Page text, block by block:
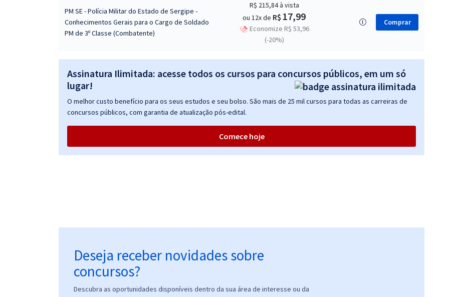
PM SE - Polícia Militar do Estado de Sergipe -
Conhecimentos Gerais para o Cargo de Soldado
PM de 3º Classe (Combatente)
R$ 215,84à vista
ou 12x de R$ 17,99
Economize R$ 53,96
(-20%)
Comprar
Assinatura Ilimitada: acesse todos os cursos para concursos públicos, em um só
lugar!
O melhor custo benefício para os seus estudos e seu bolso. São mais de 25 mil cursos para todas as carreiras de
concursos públicos, com garantia de atualização pós-edital.
Comece hoje
Deseja receber novidades sobre
concursos?
Descubra as oportunidades disponíveis dentro da sua área de interesse ou da